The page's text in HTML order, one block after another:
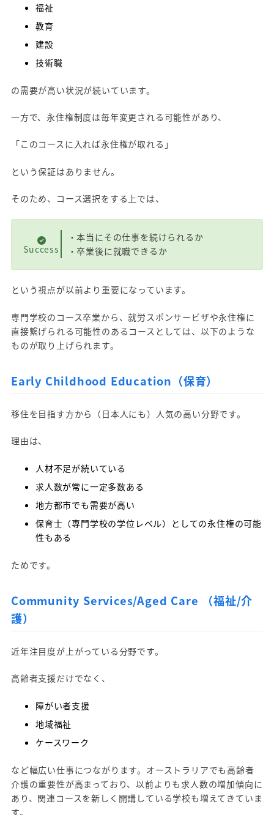
福祉
教育
建設
技術職
の需要が高い状況が続いています。
一方で、永住権制度は毎年変更される可能性があり、
「このコースに入れば永住権が取れる」
という保証はありません。
そのため、コース選択をする上では、
Success
・本当にその仕事を続けられるか
・卒業後に就職できるか
という視点が以前より重要になっています。
専門学校のコース卒業から、就労スポンサービザや永住権に
直接繋げられる可能性のあるコースとしては、以下のような
ものが取り上げられます。
Early Childhood Education（保育）
移住を目指す方から（日本人にも）人気の高い分野です。
理由は、
人材不足が続いている
求人数が常に一定多数ある
地方都市でも需要が高い
保育士（専門学校の学位レベル）としての永住権の可能
性もある
ためです。
Community Services/Aged Care （福祉/介
護）
近年注目度が上がっている分野です。
高齢者支援だけでなく、
障がい者支援
地域福祉
ケースワーク
など幅広い仕事につながります。オーストラリアでも高齢者
介護の重要性が高まっており、以前よりも求人数の増加傾向に
あり、関連コースを新しく開講している学校も増えてきていま
す。